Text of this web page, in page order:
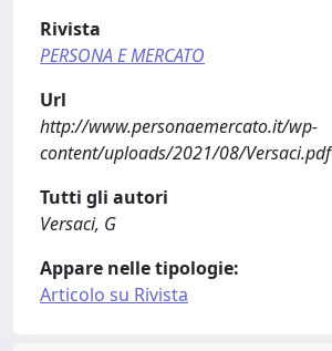
Rivista
PERSONA E MERCATO
Url
http://www.personaemercato.it/wp-
content/uploads/2021/08/Versaci.pdf
Tutti gli autori
Versaci, G
Appare nelle tipologie:
Articolo su Rivista